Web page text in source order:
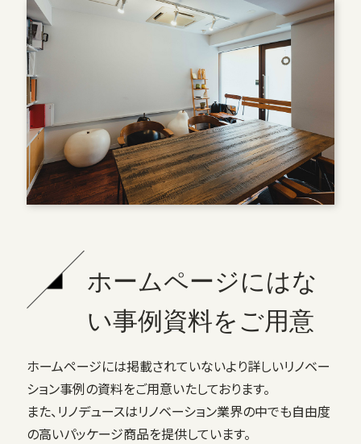
ホームページにはな
い事例資料をご用意
ホームページには掲載されていないより詳しいリノベー
ション事例の資料をご用意いたしております。
また、リノデュースはリノベーション業界の中でも自由度
の高いパッケージ商品を提供しています。